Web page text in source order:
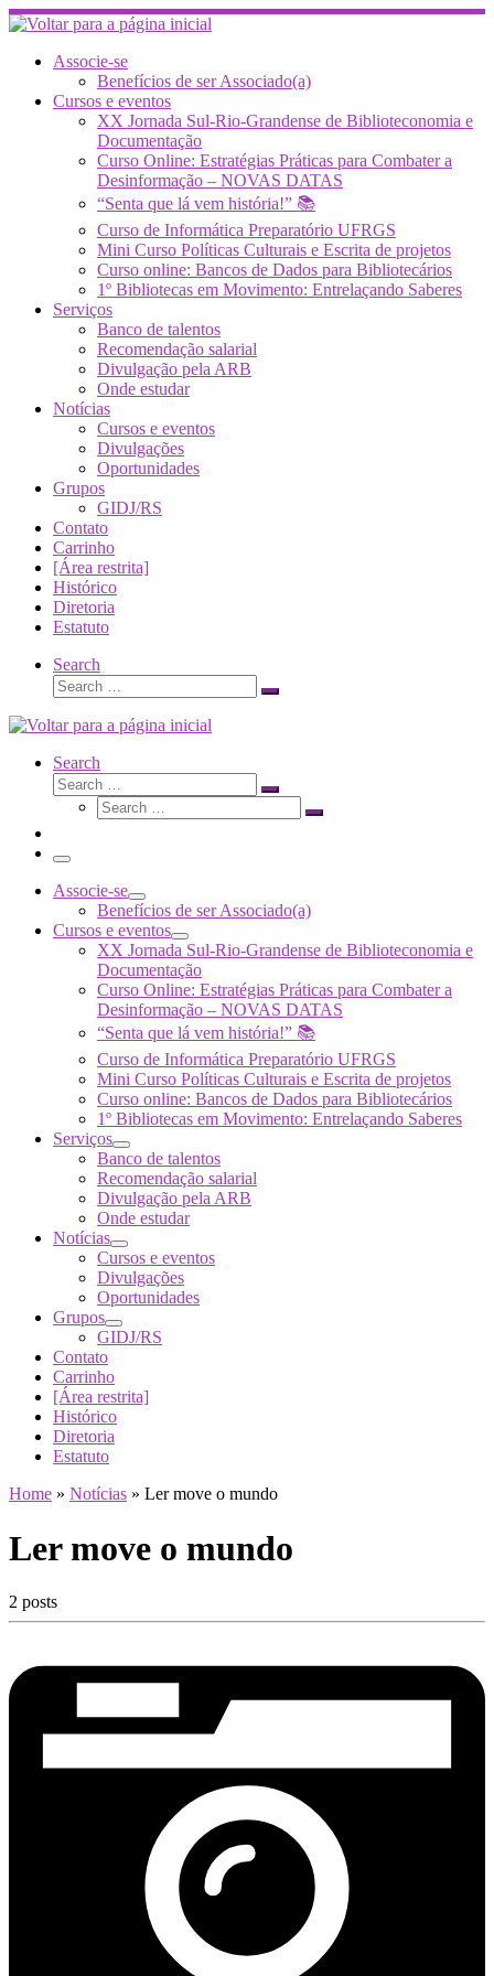
Skip
to
contentAssocie-se
Benefícios de ser Associado(a)
Cursos e eventos
XX Jornada Sul-Rio-Grandense de Biblioteconomia e
Documentação
Curso Online: Estratégias Práticas para Combater a
Desinformação – NOVAS DATAS
“Senta que lá vem história!” 📚
Curso de Informática Preparatório UFRGS
Mini Curso Políticas Culturais e Escrita de projetos
Curso online: Bancos de Dados para Bibliotecários
1º Bibliotecas em Movimento: Entrelaçando Saberes
Serviços
Banco de talentos
Recomendação salarial
Divulgação pela ARB
Onde estudar
Notícias
Cursos e eventos
Divulgações
Oportunidades
Grupos
GIDJ/RS
Contato
Carrinho
[Área restrita]
Histórico
Diretoria
Estatuto
Search
Search
Search
Search
Search
Search
Search
Search
Menu
Associe-se
Benefícios de ser Associado(a)
Cursos e eventos
XX Jornada Sul-Rio-Grandense de Biblioteconomia e
Documentação
Curso Online: Estratégias Práticas para Combater a
Desinformação – NOVAS DATAS
“Senta que lá vem história!” 📚
Curso de Informática Preparatório UFRGS
Mini Curso Políticas Culturais e Escrita de projetos
Curso online: Bancos de Dados para Bibliotecários
1º Bibliotecas em Movimento: Entrelaçando Saberes
Serviços
Banco de talentos
Recomendação salarial
Divulgação pela ARB
Onde estudar
Notícias
Cursos e eventos
Divulgações
Oportunidades
Grupos
GIDJ/RS
Contato
Carrinho
[Área restrita]
Histórico
Diretoria
Estatuto
Home » Notícias » Ler move o mundo
Ler move o mundo
2 posts